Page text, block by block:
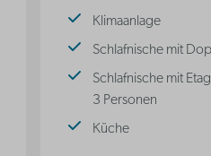
Klimaanlage
Schlafnische mit
Schlafnische mit
3 Personen
Küche